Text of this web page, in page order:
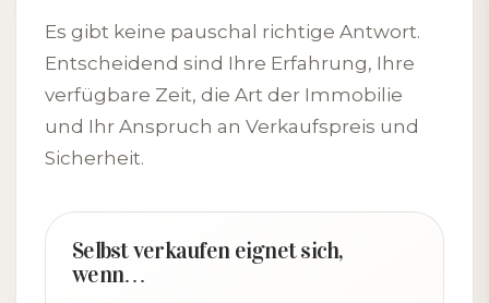
Es gibt keine pauschal richtige Antwort.
Entscheidend sind Ihre Erfahrung, Ihre
verfügbare Zeit, die Art der Immobilie
und Ihr Anspruch an Verkaufspreis und
Sicherheit.
Selbst verkaufen eignet sich,
wenn…